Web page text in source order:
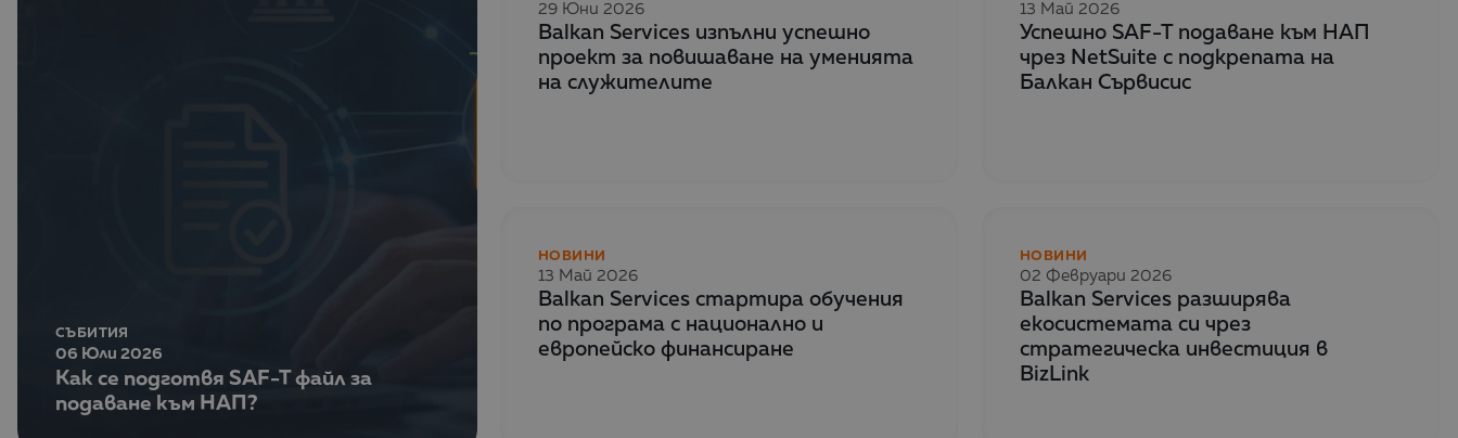
СЪБИТИЯ
06 Юли 2026
Как се подготвя SAF-T файл за
подаване към НАП?
29 Юни 2026
Balkan Services изпълни успешно
проект за повишаване на уменията
на служителите
13 Май 2026
Успешно SAF-T подаване към НАП
чрез NetSuite с подкрепата на
Балкан Сървисис
НОВИНИ
13 Май 2026
Balkan Services стартира обучения
по програма с национално и
европейско финансиране
НОВИНИ
02 Февруари 2026
Balkan Services разширява
екосистемата си чрез
стратегическа инвестиция в
BizLink